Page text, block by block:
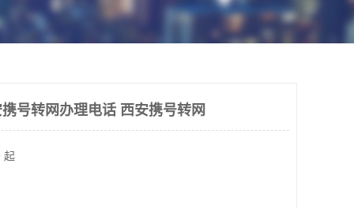
号转网办理电话 西安携号转网
起